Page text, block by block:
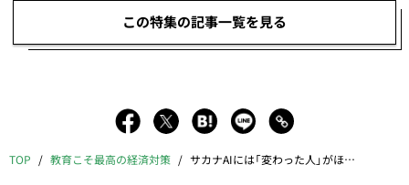
この特集の記事一覧を見る
TOP 教育こそ最高の経済対策 サカナAIには「変わった人」がほしい